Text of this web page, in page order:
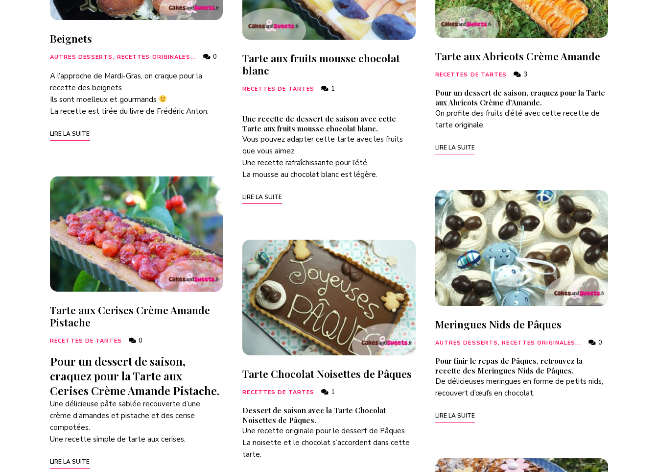
Beignets
AUTRES DESSERTS, RECETTES ORIGINALES... 0
A l’approche de Mardi-Gras, on craque pour la
recette des beignets.
Ils sont moelleux et gourmands
La recette est tirée du livre de Frédéric Anton.
LIRE LA SUITE
Tarte aux Cerises Crème Amande
Pistache
RECETTES DE TARTES 0
Pour un dessert de saison,
craquez pour la Tarte aux
Cerises Crème Amande Pistache.
Une délicieuse pâte sablée recouverte d’une
crème d’amandes et pistache et des cerise
compotées.
Une recette simple de tarte aux cerises.
LIRE LA SUITE
Tarte aux fruits mousse chocolat
blanc
RECETTES DE TARTES 1
Une recette de dessert de saison avec cette
Tarte aux fruits mousse chocolat blanc.
Vous pouvez adapter cette tarte avec les fruits
que vous aimez.
Une recette rafraîchissante pour l’été.
La mousse au chocolat blanc est légère.
LIRE LA SUITE
Tarte Chocolat Noisettes de Pâques
RECETTES DE TARTES 1
Dessert de saison avec la Tarte Chocolat
Noisettes de Pâques.
Une recette originale pour le dessert de Pâques.
La noisette et le chocolat s’accordent dans cette
tarte.
Tarte aux Abricots Crème Amande
RECETTES DE TARTES 3
Pour un dessert de saison, craquez pour la Tarte
aux Abricots Crème d’Amande.
On profite des fruits d’été avec cette recette de
tarte originale.
LIRE LA SUITE
Meringues Nids de Pâques
AUTRES DESSERTS, RECETTES ORIGINALES... 0
Pour finir le repas de Pâques, retrouvez la
recette des Meringues Nids de Pâques.
De délicieuses meringues en forme de petits nids,
recouvert d’œufs en chocolat.
LIRE LA SUITE